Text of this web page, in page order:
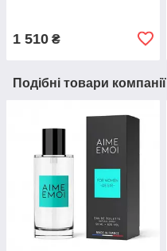
1 510 ₴
Подібні товари компанії